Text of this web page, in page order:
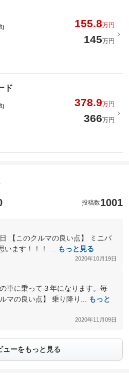
)
155.8万円
145万円
ド
)
378.9万円
366万円
投稿数1001
【このクルマの良い点】 ミニバ
います！！！ ...
もっと見る
2020年10月19日
車に乗って３年になります。毎
マの良い点】 乗り降り...
もっと
2020年11月09日
ューをもっと見る